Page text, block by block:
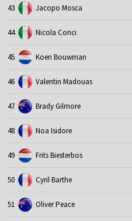
43 Jacopo Mosca
44 Nicola Conci
45 Koen Bouwman
46 Valentin Madouas
47 Brady Gilmore
48 Noa Isidore
49 Frits Biesterbos
50 Cyril Barthe
51 Oliver Peace